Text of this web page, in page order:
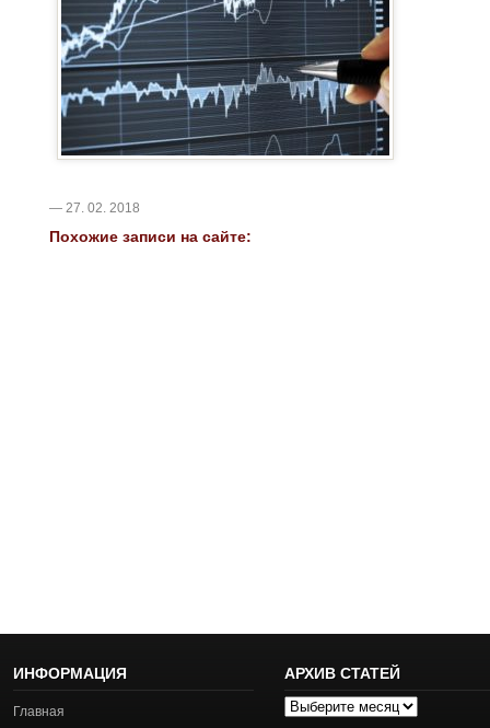
— 27. 02. 2018
Похожие записи на сайте:
ИНФОРМАЦИЯ
Главная
АРХИВ СТАТЕЙ
Архив